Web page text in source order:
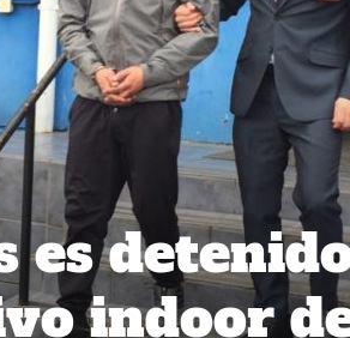
es
indoor